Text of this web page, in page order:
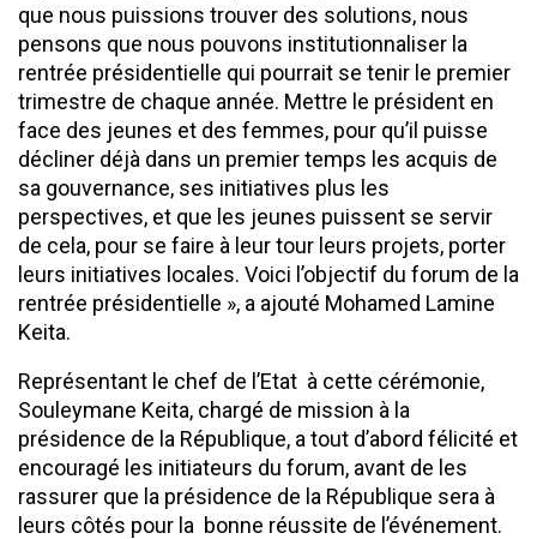
que nous puissions trouver des solutions, nous
pensons que nous pouvons institutionnaliser la
rentrée présidentielle qui pourrait se tenir le premier
trimestre de chaque année. Mettre le président en
face des jeunes et des femmes, pour qu’il puisse
décliner déjà dans un premier temps les acquis de
sa gouvernance, ses initiatives plus les
perspectives, et que les jeunes puissent se servir
de cela, pour se faire à leur tour leurs projets, porter
leurs initiatives locales. Voici l’objectif du forum de la
rentrée présidentielle », a ajouté Mohamed Lamine
Keita.
Représentant le chef de l’Etat à cette cérémonie,
Souleymane Keita, chargé de mission à la
présidence de la République, a tout d’abord félicité et
encouragé les initiateurs du forum, avant de les
rassurer que la présidence de la République sera à
leurs côtés pour la bonne réussite de l’événement.